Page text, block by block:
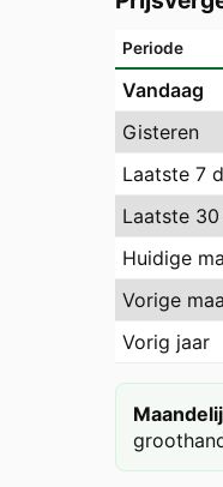
Periode
Vandaag
Gisteren
Laatste 7
Laatste
Huidige
Vorige
Vorig jaar